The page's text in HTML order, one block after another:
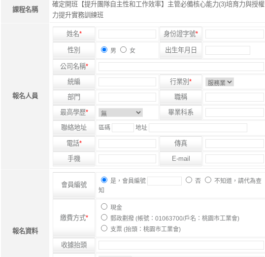
課程名稱
確定開班【提升團隊自主性和工作效率】主管必備核心能力(3)培育力與授權
力提升實務訓練班
報名人員
姓名* 身份證字號*
性別 男 女 出生年月日
公司名稱*
統編 行業別 *
部門 職稱
最高學歷* 畢業科系
聯絡地址 區碼 地址
電話* 傳真
手機 E-mail
報名資料
會員編號 是，會員編號 否
不知道，請代為查
知
繳費方式*
現金
郵政劃撥 (帳號：01063700/戶名：桃園市工業會)
支票 (抬頭：桃園市工業會)
收據抬頭